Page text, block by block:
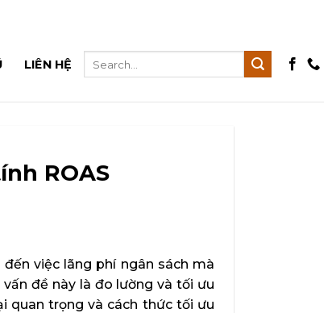
LIÊN HỆ
ROAS
việc lãng phí ngân sách mà
đề này là đo lường và tối ưu
quan trọng và cách thức tối ưu